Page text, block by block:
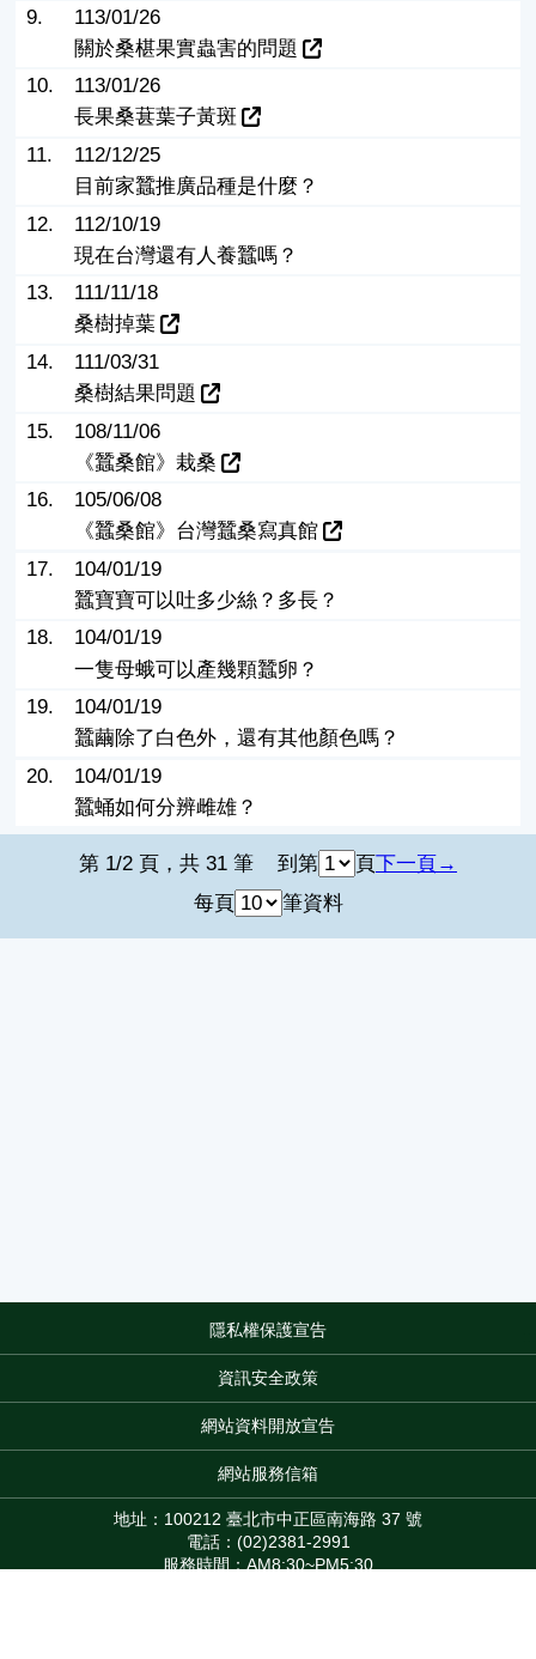
9.
113/01/26
關於桑椹果實蟲害的問題
10.
113/01/26
長果桑葚葉子黃斑
11.
112/12/25
目前家蠶推廣品種是什麼？
12.
112/10/19
現在台灣還有人養蠶嗎？
13.
111/11/18
桑樹掉葉
14.
111/03/31
桑樹結果問題
15.
108/11/06
《蠶桑館》栽桑
16.
105/06/08
《蠶桑館》台灣蠶桑寫真館
17.
104/01/19
蠶寶寶可以吐多少絲？多長？
18.
104/01/19
一隻母蛾可以產幾顆蠶卵？
19.
104/01/19
蠶繭除了白色外，還有其他顏色嗎？
20.
104/01/19
蠶蛹如何分辨雌雄？
第 1/2 頁，共 31 筆 到第 頁下一頁
每頁
筆資料
隱私權保護宣告
資訊安全政策
網站資料開放宣告
網站服務信箱
地址：100212 臺北市中正區南海路 37 號
電話：(02)2381-2991
服務時間：AM8:30~PM5:30